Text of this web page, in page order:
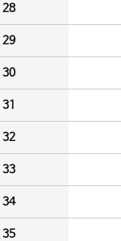
28
29
30
31
32
33
34
35